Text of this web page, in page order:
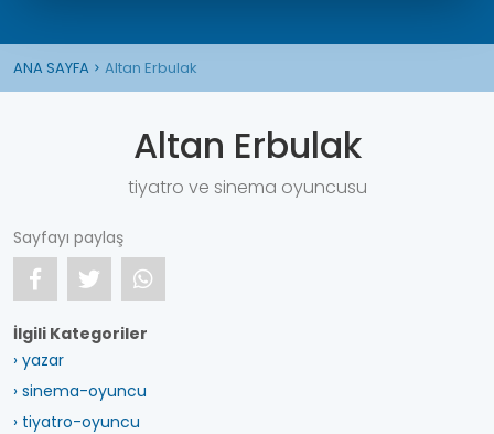
ANA SAYFA Altan Erbulak
Altan Erbulak
tiyatro ve sinema oyuncusu
Sayfayı paylaş
İlgili Kategoriler
› yazar
› sinema-oyuncu
› tiyatro-oyuncu